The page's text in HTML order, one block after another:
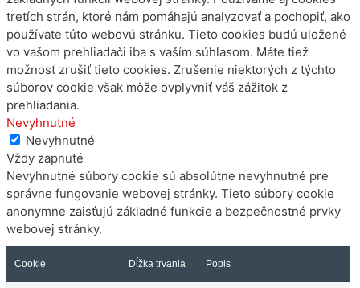
tretích strán, ktoré nám pomáhajú analyzovať a pochopiť, ako
používate túto webovú stránku. Tieto cookies budú uložené
vo vašom prehliadači iba s vaším súhlasom. Máte tiež
možnosť zrušiť tieto cookies. Zrušenie niektorých z týchto
súborov cookie však môže ovplyvniť váš zážitok z
prehliadania.
Nevyhnutné
Nevyhnutné
Vždy zapnuté
Nevyhnutné súbory cookie sú absolútne nevyhnutné pre
správne fungovanie webovej stránky. Tieto súbory cookie
anonymne zaisťujú základné funkcie a bezpečnostné prvky
webovej stránky.
Cookie Dĺžka trvania Popis